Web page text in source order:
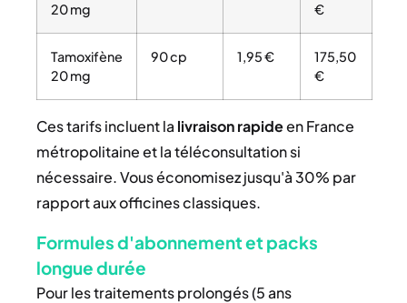
20 mg
€
Tamoxifène
20 mg
90 cp 1,95 €
175,50
€
Ces tarifs incluent la livraison rapideen France
métropolitaine et la téléconsultation si
nécessaire. Vous économisez jusqu'à 30% par
rapport aux officines classiques.
Formules d'abonnement et packs
longue durée
Pour les traitements prolongés (5 ans